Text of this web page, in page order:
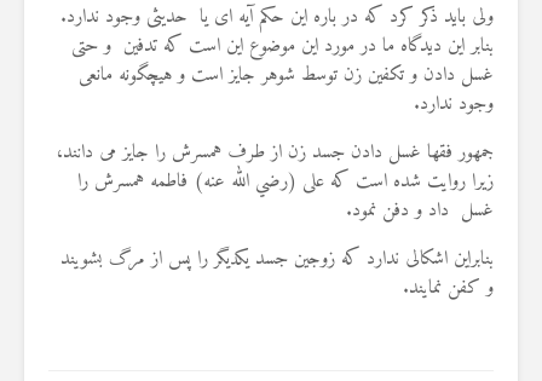
ولی باید ذکر کرد که در باره این حکم آیه ای یا حدیثی وجود ندارد.
بنابر این دیدگاه ما در مورد این موضوع این است که تدفین و حتی
غسل دادن و تکفين زن توسط شوهر جايز است و هيچگونه مانعی
وجود ندارد.
جمهور فقها غسل دادن جسد زن از طرف همسرش را جايز می ‌دانند،
زيرا روايت شده است ‌كه علی (رضي الله عنه) فاطمه همسرش را
غسل داد و دفن نمود.
بنابراين اشكالى ندارد كه زوجين جسد يكديگر را پس از مرگ بشويند
و کفن نمايند.
18 نمایش ها
22 نمایش ها